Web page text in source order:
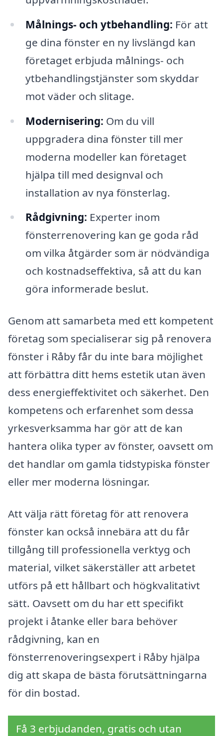
Målnings- och ytbehandling: För att
ge dina fönster en ny livslängd kan
företaget erbjuda målnings- och
ytbehandlingstjänster som skyddar
mot väder och slitage.
Modernisering: Om du vill
uppgradera dina fönster till mer
moderna modeller kan företaget
hjälpa till med designval och
installation av nya fönsterlag.
Rådgivning: Experter inom
fönsterrenovering kan ge goda råd
om vilka åtgärder som är nödvändiga
och kostnadseffektiva, så att du kan
göra informerade beslut.
Genom att samarbeta med ett kompetent
företag som specialiserar sig på renovera
fönster i Råby får du inte bara möjlighet
att förbättra ditt hems estetik utan även
dess energieffektivitet och säkerhet. Den
kompetens och erfarenhet som dessa
yrkesverksamma har gör att de kan
hantera olika typer av fönster, oavsett om
det handlar om gamla tidstypiska fönster
eller mer moderna lösningar.
Att välja rätt företag för att renovera
fönster kan också innebära att du får
tillgång till professionella verktyg och
material, vilket säkerställer att arbetet
utförs på ett hållbart och högkvalitativt
sätt. Oavsett om du har ett specifikt
projekt i åtanke eller bara behöver
rådgivning, kan en
fönsterrenoveringsexpert i Råby hjälpa
dig att skapa de bästa förutsättningarna
för din bostad.
Få 3 erbjudanden, gratis och utan